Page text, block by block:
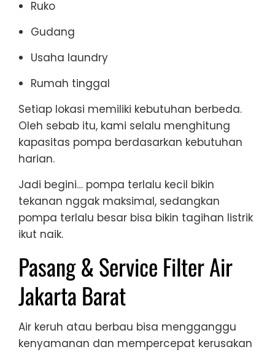
Ruko
Gudang
Usaha laundry
Rumah tinggal
Setiap lokasi memiliki kebutuhan berbeda.
Oleh sebab itu, kami selalu menghitung
kapasitas pompa berdasarkan kebutuhan
harian.
Jadi begini… pompa terlalu kecil bikin
tekanan nggak maksimal, sedangkan
pompa terlalu besar bisa bikin tagihan listrik
ikut naik.
Pasang & Service Filter Air
Jakarta Barat
Air keruh atau berbau bisa mengganggu
kenyamanan dan mempercepat kerusakan